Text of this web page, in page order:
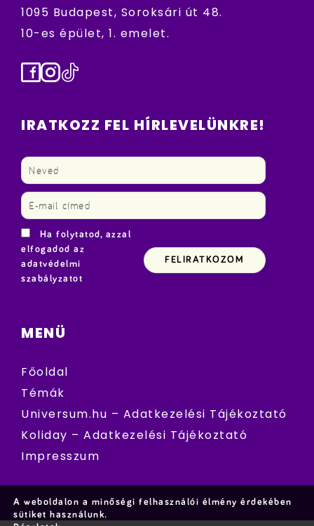
1095 Budapest, Soroksári út 48.
10-es épület, 1. emelet.
Facebook
Instagram
TikTok
IRATKOZZ FEL HÍRLEVELÜNKRE!
Ha folytatod, azzal
elfogadod az
adatvédelmi
szabályzatot
MENÜ
Főoldal
Témák
Universum.hu – Adatkezelési Tájékoztató
Koliday – Adatkezelési Tájékoztató
Impresszum
A weboldalon a minőségi felhasználói élmény érdekében
sütiket használunk.